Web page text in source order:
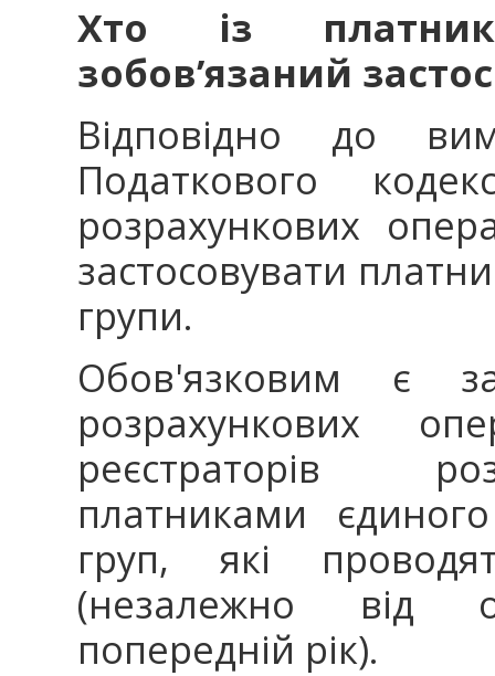
Хто із
зобов’язаний
Відповідно до
Податкового
розрахункових
застосовувати
групи.
Обов'язковим є
розрахункових
реєстраторів
платниками єдиного
груп, які
(незалежно від
попередній рік).